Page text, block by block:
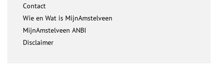
Contact
Wie en Wat is MijnAmstelveen
MijnAmstelveen ANBI
Disclaimer